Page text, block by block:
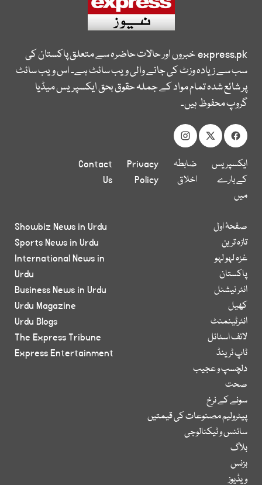
express.pkخبروں اور حالات حاضرہ سے متعلق پاکستان کی
سب سے زیادہ وزٹ کی جانے والی ویب سائٹ ہے۔ اس ویب سائٹ
پر شائع شدہ تمام مواد کے جملہ حقوق بحق ایکسپریس میڈیا
گروپ محفوظ ہیں۔
ایکسپریس
کے بارے
میں
ضابطہ
اخلاق
Privacy
Policy
Contact
Us
صفحۂ اول
تازہ ترین
غزہ لہو لہو
پاکستان
انٹر نیشنل
کھیل
انٹرٹینمنٹ
لائف اسٹائل
ٹاپ ٹرینڈ
دلچسپ و عجیب
صحت
سونے کے نرخ
پیٹرولیم مصنوعات کی قیمتیں
سائنس و ٹیکنالوجی
بلاگ
بزنس
ویڈیوز
Showbiz News in Urdu
Sports News in Urdu
International News in
Urdu
Business News in Urdu
Urdu Magazine
Urdu Blogs
The Express Tribune
Express Entertainment